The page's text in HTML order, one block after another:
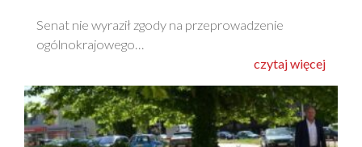
Senat nie wyraził zgody na przeprowadzenie
ogólnokrajowego…
czytaj więcej